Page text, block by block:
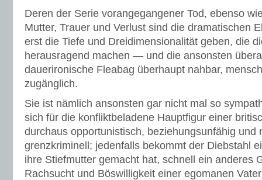
Deren der Serie vorangegangener Tod, ebenso
Mutter, Trauer und Verlust sind die dramatischen
erst die Tiefe und Dreidimensionalität geben, die
herausragend machen — und die ansonsten
dauerironische Fleabag überhaupt nahbar,
zugänglich.
Sie ist nämlich ansonsten gar nicht mal so
sich für die konfliktbeladene Hauptfigur einer
durchaus opportunistisch, beziehungsunfähig und
grenzkriminell; jedenfalls bekommt der Diebstahl
ihre Stiefmutter gemacht hat, schnell ein anderes
Rachsucht und Böswilligkeit einer egomanen